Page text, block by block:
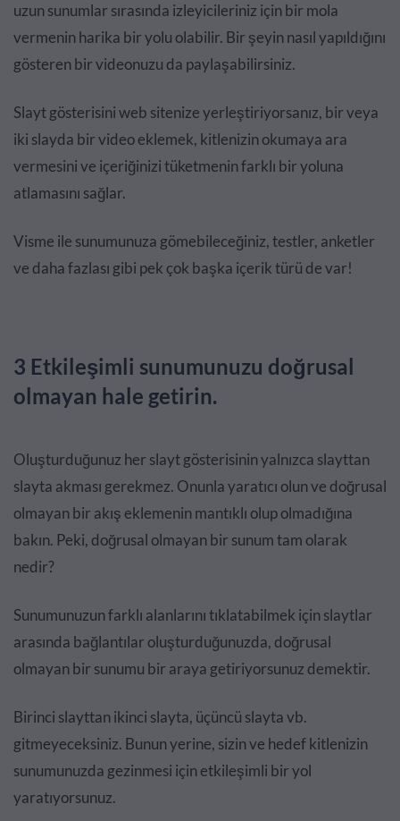
uzun sunumlar sırasında izleyicileriniz için bir mola
vermenin harika bir yolu olabilir. Bir şeyin nasıl yapıldığını
gösteren bir videonuzu da paylaşabilirsiniz.
Slayt gösterisini web sitenize yerleştiriyorsanız, bir veya
iki slayda bir video eklemek, kitlenizin okumaya ara
vermesini ve içeriğinizi tüketmenin farklı bir yoluna
atlamasını sağlar.
Visme ile sunumunuza gömebileceğiniz, testler, anketler
ve daha fazlası gibi pek çok başka içerik türü de var!
3 Etkileşimli sunumunuzu doğrusal
olmayan hale getirin.
Oluşturduğunuz her slayt gösterisinin yalnızca slayttan
slayta akması gerekmez. Onunla yaratıcı olun ve doğrusal
olmayan bir akış eklemenin mantıklı olup olmadığına
bakın. Peki, doğrusal olmayan bir sunum tam olarak
nedir?
Sunumunuzun farklı alanlarını tıklatabilmek için slaytlar
arasında bağlantılar oluşturduğunuzda, doğrusal
olmayan bir sunumu bir araya getiriyorsunuz demektir.
Birinci slayttan ikinci slayta, üçüncü slayta vb.
gitmeyeceksiniz. Bunun yerine, sizin ve hedef kitlenizin
sunumunuzda gezinmesi için etkileşimli bir yol
yaratıyorsunuz.